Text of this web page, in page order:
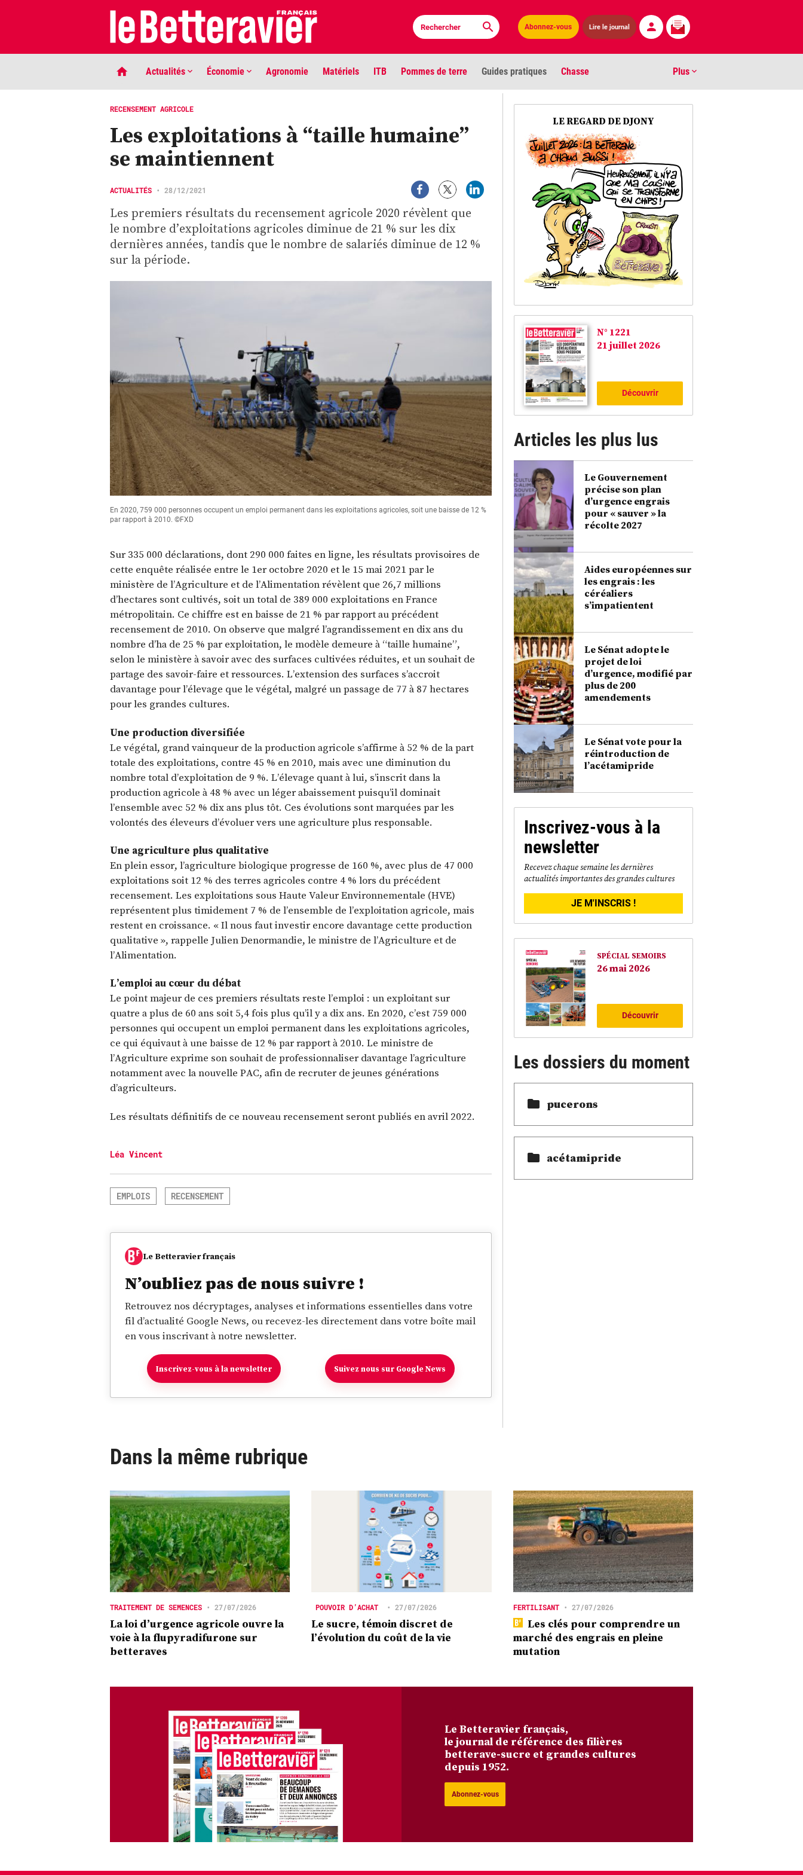
Abonnez-vous Lire le journal
Actualités Économie Agronomie Matériels ITB Pommes de terre Guides pratiques Chasse Plus
LIGNE DE MIRE
Phaco quand tu nous tiens …
LIGNE DE MIRE
Les louvetiers devant le Parlement
PLUS
Anciens numéros
Biocarburants
Environnement
Vidéos
Contact
RECENSEMENT AGRICOLE
Les exploitations à “taille humaine”
se maintiennent
ACTUALITÉS • 28/12/2021
Les premiers résultats du recensement agricole 2020 révèlent que
le nombre d’exploitations agricoles diminue de 21 % sur les dix
dernières années, tandis que le nombre de salariés diminue de 12 %
sur la période.
En 2020, 759 000 personnes occupent un emploi permanent dans les exploitations agricoles, soit une baisse de 12 %
par rapport à 2010. ©FXD
Sur 335 000 déclarations, dont 290 000 faites en ligne, les résultats provisoires de
cette enquête réalisée entre le 1er octobre 2020 et le 15 mai 2021 par le
ministère de l’Agriculture et de l’Alimentation révèlent que 26,7 millions
d’hectares sont cultivés, soit un total de 389 000 exploitations en France
métropolitain. Ce chiffre est en baisse de 21 % par rapport au précédent
recensement de 2010. On observe que malgré l’agrandissement en dix ans du
nombre d’ha de 25 % par exploitation, le modèle demeure à “taille humaine”,
selon le ministère à savoir avec des surfaces cultivées réduites, et un souhait de
partage des savoir-faire et ressources. L’extension des surfaces s’accroit
davantage pour l’élevage que le végétal, malgré un passage de 77 à 87 hectares
pour les grandes cultures.
Une production diversifiée
Le végétal, grand vainqueur de la production agricole s’affirme à 52 % de la part
totale des exploitations, contre 45 % en 2010, mais avec une diminution du
nombre total d’exploitation de 9 %. L’élevage quant à lui, s’inscrit dans la
production agricole à 48 % avec un léger abaissement puisqu’il dominait
l’ensemble avec 52 % dix ans plus tôt. Ces évolutions sont marquées par les
volontés des éleveurs d’évoluer vers une agriculture plus responsable.
Une agriculture plus qualitative
En plein essor, l’agriculture biologique progresse de 160 %, avec plus de 47 000
exploitations soit 12 % des terres agricoles contre 4 % lors du précédent
recensement. Les exploitations sous Haute Valeur Environnementale (HVE)
représentent plus timidement 7 % de l’ensemble de l’exploitation agricole, mais
restent en croissance. « Il nous faut investir encore davantage cette production
qualitative », rappelle Julien Denormandie, le ministre de l’Agriculture et de
l’Alimentation.
L’emploi au cœur du débat
Le point majeur de ces premiers résultats reste l’emploi : un exploitant sur
quatre a plus de 60 ans soit 5,4 fois plus qu’il y a dix ans. En 2020, c’est 759 000
personnes qui occupent un emploi permanent dans les exploitations agricoles,
ce qui équivaut à une baisse de 12 % par rapport à 2010. Le ministre de
l’Agriculture exprime son souhait de professionnaliser davantage l’agriculture
notamment avec la nouvelle PAC, afin de recruter de jeunes générations
d’agriculteurs.
Les résultats définitifs de ce nouveau recensement seront publiés en avril 2022.
Léa Vincent
EMPLOIS RECENSEMENT
Le Betteravier français
N’oubliez pas de nous suivre !
Retrouvez nos décryptages, analyses et informations essentielles dans votre
fil d’actualité Google News, ou recevez-les directement dans votre boîte mail
en vous inscrivant à notre newsletter.
Inscrivez-vous à la newsletter Suivez nous sur Google News
LE REGARD DE DJONY
N° 1221
21 juillet 2026
Découvrir
Articles les plus lus
Le Gouvernement
précise son plan
d’urgence engrais
pour « sauver » la
récolte 2027
Aides européennes sur
les engrais : les
céréaliers
s’impatientent
Le Sénat adopte le
projet de loi
d’urgence, modifié par
plus de 200
amendements
Le Sénat vote pour la
réintroduction de
l’acétamipride
Inscrivez-vous à la
newsletter
Recevez chaque semaine les dernières
actualités importantes des grandes cultures
JE M'INSCRIS !
SPÉCIAL SEMOIRS
26 mai 2026
Découvrir
Les dossiers du moment
pucerons
acétamipride
Dans la même rubrique
TRAITEMENT DE SEMENCES • 27/07/2026
La loi d’urgence agricole ouvre la
voie à la flupyradifurone sur
betteraves
POUVOIR D’ACHAT • 27/07/2026
Le sucre, témoin discret de
l’évolution du coût de la vie
FERTILISANT • 27/07/2026
Les clés pour comprendre un
marché des engrais en pleine
mutation
Le Betteravier français,
le journal de référence des filières
betterave-sucre et grandes cultures
depuis 1952.
Abonnez-vous